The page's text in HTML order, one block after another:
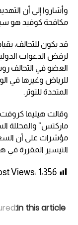
وأشاروا إلى أن
مكافحة كوفيد هو
قد يكون للتحالف،
لرفض الدعوات
العضو في التحالف
للرياض وغيرها في
المتحدة للتوتر.
وقالت هيليما
ماركتس” والمحللة
مؤشرات على أن
التيسير المقررة في
Views:1٬356
In this article: